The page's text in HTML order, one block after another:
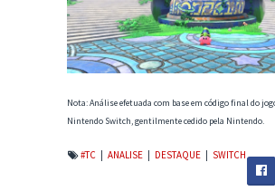
Nota: Análise efetuada com base em código final do
Nintendo Switch, gentilmente cedido pela Nintendo.
#TC ANALISE DESTAQUE SWITCH